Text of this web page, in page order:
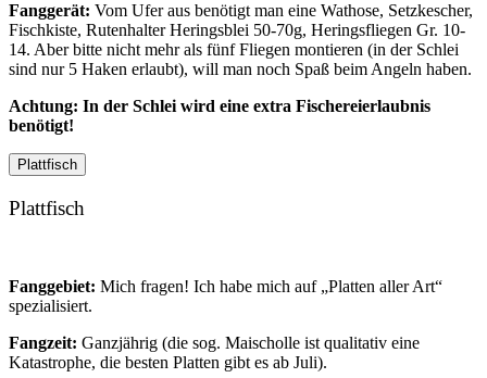
Fanggerät: Vom Ufer aus benötigt man eine Wathose, Setzkescher,
Fischkiste, Rutenhalter Heringsblei 50-70g, Heringsfliegen Gr. 10-
14. Aber bitte nicht mehr als fünf Fliegen montieren (in der Schlei
sind nur 5 Haken erlaubt), will man noch Spaß beim Angeln haben.
Achtung: In der Schlei wird eine extra Fischereierlaubnis
benötigt!
Plattfisch
Plattfisch
Fanggebiet: Mich fragen! Ich habe mich auf „Platten aller Art“
spezialisiert.
Fangzeit: Ganzjährig (die sog. Maischolle ist qualitativ eine
Katastrophe, die besten Platten gibt es ab Juli).